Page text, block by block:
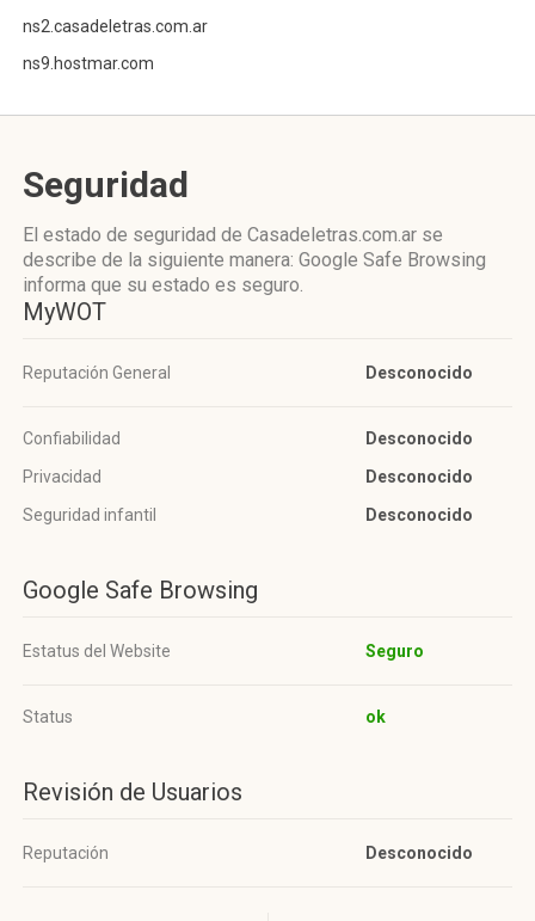
ns2.casadeletras.com.ar
ns9.hostmar.com
Seguridad
El estado de seguridad de Casadeletras.com.ar se
describe de la siguiente manera: Google Safe Browsing
informa que su estado es seguro.
MyWOT
Reputación General Desconocido
Confiabilidad
Desconocido
Privacidad
Desconocido
Seguridad infantil
Desconocido
Google Safe Browsing
Estatus del Website Seguro
Status ok
Revisión de Usuarios
Reputación Desconocido